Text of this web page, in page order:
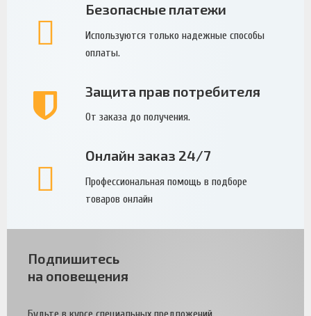
Безопасные платежи
Используются только надежные способы
оплаты.
Защита прав потребителя
От заказа до получения.
Онлайн заказ 24/7
Профессиональная помощь в подборе
товаров онлайн
Подпишитесь
на оповещения